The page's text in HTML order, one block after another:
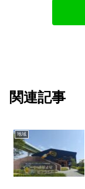
関連記事
地域